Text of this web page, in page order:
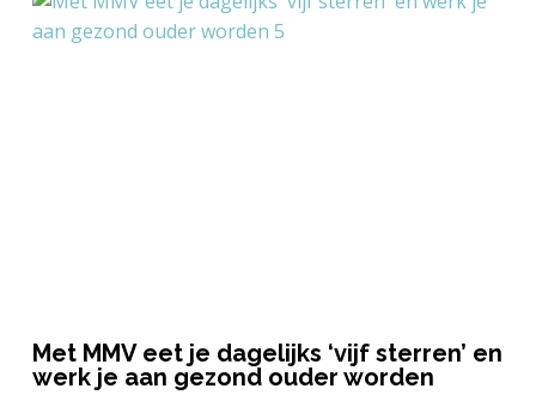
Met MMV eet je dagelijks ‘vijf sterren’ en
werk je aan gezond ouder worden